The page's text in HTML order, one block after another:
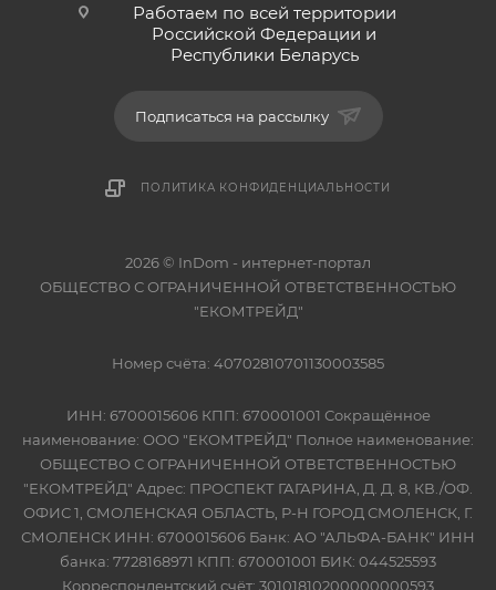
Работаем по всей территории
Российской Федерации и
Республики Беларусь
Подписаться на рассылку
ПОЛИТИКА КОНФИДЕНЦИАЛЬНОСТИ
2026 © InDom - интернет-портал
ОБЩЕСТВО С ОГРАНИЧЕННОЙ ОТВЕТСТВЕННОСТЬЮ
"ЕКОМТРЕЙД"
Номер счёта: 40702810701130003585
ИНН: 6700015606 КПП: 670001001 Сокращённое
наименование: ООО "ЕКОМТРЕЙД" Полное наименование:
ОБЩЕСТВО С ОГРАНИЧЕННОЙ ОТВЕТСТВЕННОСТЬЮ
"ЕКОМТРЕЙД" Адрес: ПРОСПЕКТ ГАГАРИНА, Д. Д. 8, КВ./ОФ.
ОФИС 1, СМОЛЕНСКАЯ ОБЛАСТЬ, Р-Н ГОРОД СМОЛЕНСК, Г.
СМОЛЕНСК ИНН: 6700015606 Банк: АО "АЛЬФА-БАНК" ИНН
банка: 7728168971 КПП: 670001001 БИК: 044525593
Корреспондентский счёт: 30101810200000000593